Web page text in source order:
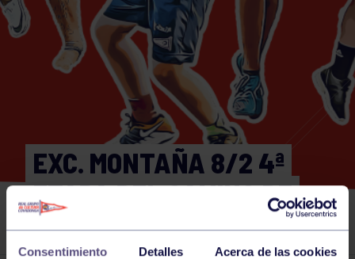
Consentimiento Detalles Acerca de las cookies
EXC. MONTAÑA 8/2 4ª
ETAPA DEL CAMINO DE
SAN SALVADOR